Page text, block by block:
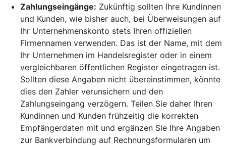
Zahlungseingänge: Zukünftig sollten Ihre Kundinnen
und Kunden, wie bisher auch, bei Überweisungen auf
Ihr Unternehmenskonto stets Ihren offiziellen
Firmennamen verwenden. Das ist der Name, mit dem
Ihr Unternehmen im Handelsregister oder in einem
vergleichbaren öffentlichen Register eingetragen ist.
Sollten diese Angaben nicht übereinstimmen, könnte
dies den Zahler verunsichern und den
Zahlungseingang verzögern. Teilen Sie daher Ihren
Kundinnen und Kunden frühzeitig die korrekten
Empfängerdaten mit und ergänzen Sie Ihre Angaben
zur Bankverbindung auf Rechnungsformularen um